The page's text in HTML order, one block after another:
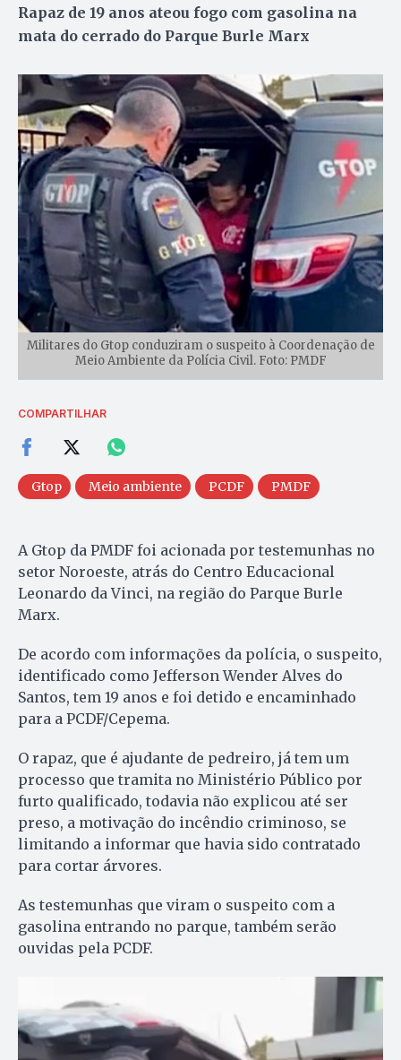
Rapaz de 19 anos ateou fogo com gasolina na
mata do cerrado do Parque Burle Marx
Militares do Gtop conduziram o suspeito à Coordenação de
Meio Ambiente da Polícia Civil. Foto: PMDF
COMPARTILHAR
Gtop Meio ambiente PCDF PMDF
A Gtop da PMDF foi acionada por testemunhas no
setor Noroeste, atrás do Centro Educacional
Leonardo da Vinci, na região do Parque Burle
Marx.
De acordo com informações da polícia, o suspeito,
identificado como Jefferson Wender Alves do
Santos, tem 19 anos e foi detido e encaminhado
para a PCDF/Cepema.
O rapaz, que é ajudante de pedreiro, já tem um
processo que tramita no Ministério Público por
furto qualificado, todavia não explicou até ser
preso, a motivação do incêndio criminoso, se
limitando a informar que havia sido contratado
para cortar árvores.
As testemunhas que viram o suspeito com a
gasolina entrando no parque, também serão
ouvidas pela PCDF.